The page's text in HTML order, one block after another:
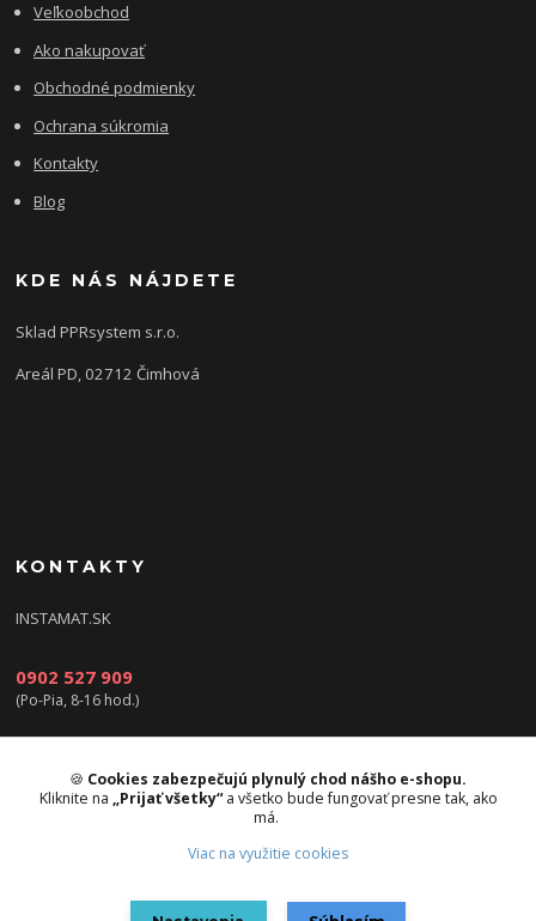
Veľkoobchod
Ako nakupovať
Obchodné podmienky
Ochrana súkromia
Kontakty
Blog
KDE NÁS NÁJDETE
Sklad PPRsystem s.r.o.
Areál PD, 02712 Čimhová
KONTAKTY
INSTAMAT.SK
0902 527 909
(Po-Pia, 8-16 hod.)
info@instamat.sk
🍪 Cookies zabezpečujú plynulý chod nášho e-shopu.
Kliknite na „Prijať všetky“a všetko bude fungovať presne tak, ako
má.
Viac na využitie cookies